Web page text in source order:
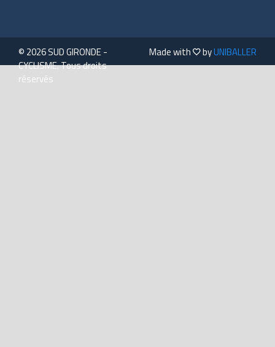
© 2026 SUD GIRONDE -
CYCLISME. Tous droits
réservés
Made with byUNIBALLER